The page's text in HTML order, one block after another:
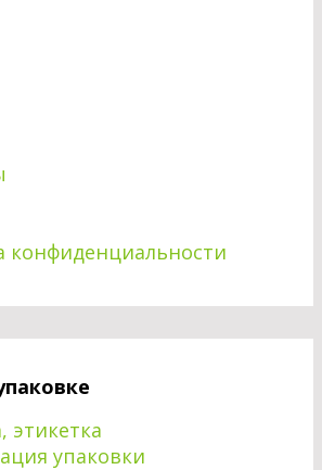
конфиденциальности
этикетка
упаковки